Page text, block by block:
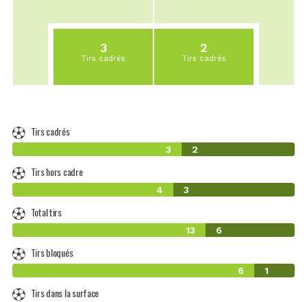
3
Tirs cadrés
2
Tirs cadrés
Tirs cadrés
3 2
Tirs hors cadre
4 3
Total tirs
13 6
Tirs bloqués
6 1
Tirs dans la surface